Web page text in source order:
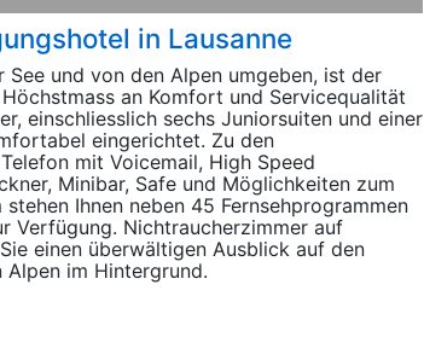
in Lausanne
und von den Alpen umgeben, ist der
an Komfort und Servicequalität
einschliesslich sechs Juniorsuiten und einer
eingerichtet. Zu den
mit Voicemail, High Speed
Minibar, Safe und Möglichkeiten zum
Ihnen neben 45 Fernsehprogrammen
Verfügung. Nichtraucherzimmer auf
einen überwältigen Ausblick auf den
Alpen im Hintergrund.